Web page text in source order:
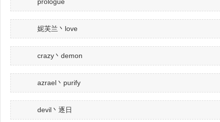
妮芙兰丶love
crazy丶demon
azrael丶purify
devil丶逐日